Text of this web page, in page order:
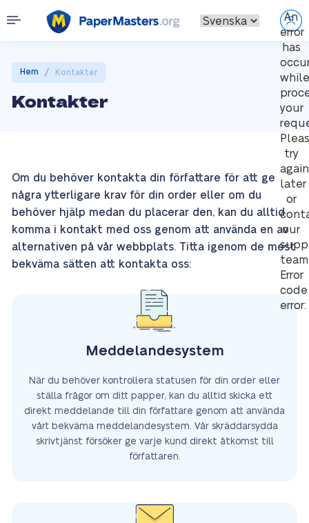
An
error
has
while
your
try
again
later
or
our
Error
code
error:
Hem / Kontakter
Kontakter
Om du behöver kontakta din författare för att ge
några ytterligare krav för din order eller om du
behöver hjälp medan du placerar den, kan du alltid
komma i kontakt med oss genom att använda en av
alternativen på vår webbplats. Titta igenom de mest
bekväma sätten att kontakta oss:
Meddelandesystem
När du behöver kontrollera statusen för din order eller
ställa frågor om ditt papper, kan du alltid skicka ett
direkt meddelande till din författare genom att använda
vårt bekväma meddelandesystem. Vår skräddarsydda
skrivtjänst försöker ge varje kund direkt åtkomst till
författaren.